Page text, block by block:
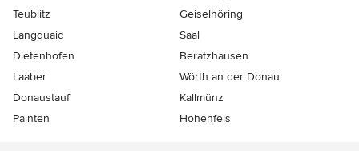
Teublitz
Geiselhöring
Langquaid
Saal
Dietenhofen
Beratzhausen
Laaber
Wörth an der Donau
Donaustauf
Kallmünz
Painten
Hohenfels